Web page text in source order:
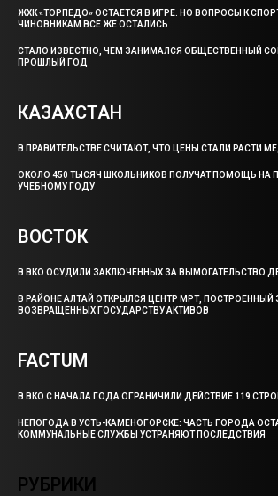
ЖХК «ТОРПЕДО» ОСТАЕТСЯ В ИГРЕ. НО ВОПРОСЫ К
ЧИНОВНИКАМ ВСЕ ЖЕ ОСТАЛИСЬ
СТАЛО ИЗВЕСТНО, ЧЕМ ЗАНИМАЛСЯ ОБЩЕСТВЕННЫЙ
ПРОШЛЫЙ ГОД
КАЗАХСТАН
В ПРАВИТЕЛЬСТВЕ СЧИТАЮТ, ЧТО ЦЕНЫ СТАЛИ РАСТИ
ОКОЛО 450 ТЫСЯЧ ШКОЛЬНИКОВ ПОЛУЧАТ ПОМОЩЬ НА
УЧЕБНОМУ ГОДУ
ВОСТОК
В ВКО ОСУДИЛИ ЗАКЛЮЧЕННЫХ ЗА ВЫМОГАТЕЛЬСТВО
В РАЙОНЕ АЛТАЙ ОТКРЫЛСЯ ЦЕНТР МРТ, ПОСТРОЕННЫЙ
ВОЗВРАЩЕННЫХ ГОСУДАРСТВУ АКТИВОВ
FACTUM
В ВКО С НАЧАЛА ГОДА ОГРАНИЧИЛИ ДЕЙСТВИЕ 119
НЕПОГОДА В УСТЬ-КАМЕНОГОРСКЕ: ЧАСТЬ ГОРОДА
КОММУНАЛЬНЫЕ СЛУЖБЫ УСТРАНЯЮТ ПОСЛЕДСТВИЯ
РУБРИКИ